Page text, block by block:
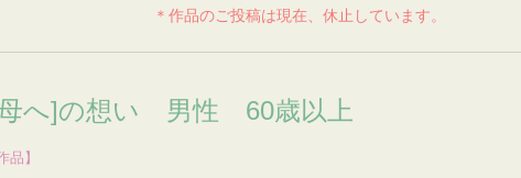
＊作品のご投稿は現在、休止しています。
へ]の想い 男性 60歳以上
品】